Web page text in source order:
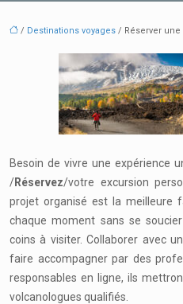
/ Destinations voyages / Réserver une
Besoin de vivre une expérience
/Réservez/votre excursion
projet organisé est la meilleure
chaque moment sans se
coins à visiter. Collaborer avec
faire accompagner par des
responsables en ligne, ils
volcanologues qualifiés.